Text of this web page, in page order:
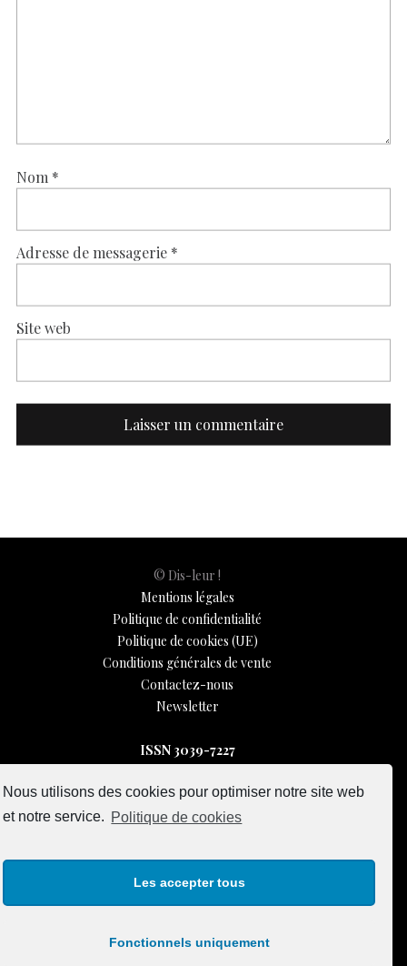
Nous utilisons des cookies pour optimiser notre site web
et notre service. Politique de cookies
Les accepter tous
Fonctionnels uniquement
Nom *
Adresse de messagerie *
Site web
© Dis-leur !
Mentions légales
Politique de confidentialité
Politique de cookies (UE)
Conditions générales de vente
Contactez-nous
Newsletter
ISSN 3039-7227
Dis-Leur ! sur votre mobile